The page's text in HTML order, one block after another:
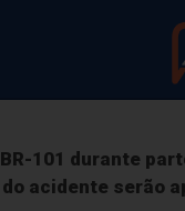
da
101 durante
acidente serão